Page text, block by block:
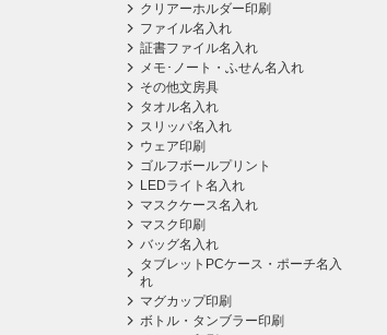
クリアーホルダー印刷
ファイル名入れ
証書ファイル名入れ
メモ･ノート・ふせん名入れ
その他文房具
タオル名入れ
スリッパ名入れ
ウェア印刷
ゴルフボールプリント
LEDライト名入れ
マスクケース名入れ
マスク印刷
バッグ名入れ
タブレットPCケース・ポーチ名入
れ
マグカップ印刷
ボトル・タンブラー印刷